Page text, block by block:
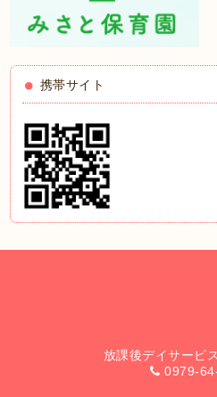
携帯サイト
放課後デイサービ
0979-